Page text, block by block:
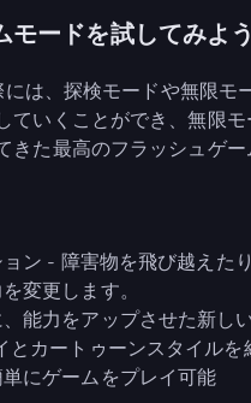
モードを試してみよう
は、探検モードや無限
ていくことができ、無限
きた最高のフラッシュゲ
ン - 障害物を飛び越えた
変更します。
能力をアップさせた新し
とカートゥーンスタイル
にゲームをプレイ可能